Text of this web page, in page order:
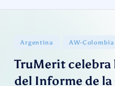
s
Publicado
Argentina AW-Colombia
TruMerit
del Informe de la